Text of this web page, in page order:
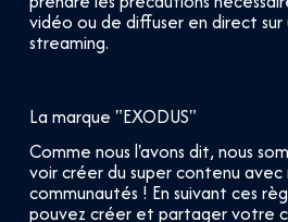
vidéo ou de diffuser en direct
streaming.
La marque "EXODUS"
Comme nous l'avons dit, nous
voir créer du super contenu
communautés ! En suivant ces
pouvez créer et partager votre